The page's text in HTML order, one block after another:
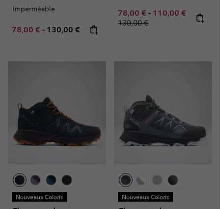
Imperméable
Minimum sale price:
78,00 € - Maximum price:
130,00 €
Minimum sale price:
78,00 € - Maximum sale
110,00 € Regular
130,00 €
Nouveaux Coloris Nouveaux Coloris